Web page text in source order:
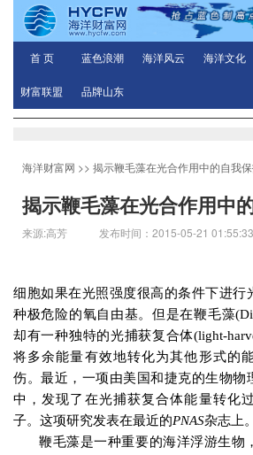
首 页 蓝色浪潮 海洋风云 海洋文化
财富联盟 品牌山东
海洋财富网 >> 揭示鞭毛藻在光合作用中的自我
揭示鞭毛藻在光合作用中
来源:高芳 发布时间：2015-05-21
细胞如果在光照强度很高的条件下进行
种极危险的氧自由基。但是在鞭毛藻
却有一种独特的光捕获复合体(light-
将多余能量有效地转化为其他形式的
伤。最近，一项由美国和捷克的生物物
中，发现了在光捕获复合体能量转化
子。这项研究发表在最近的PNAS杂志上。
鞭毛藻是一种重要的海洋浮游生物